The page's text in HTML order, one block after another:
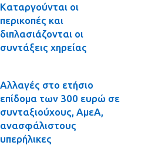
Καταργούνται οι
περικοπές και
διπλασιάζονται οι
συντάξεις χηρείας
Αλλαγές στο ετήσιο
επίδομα των 300 ευρώ σε
συνταξιούχους, ΑμεΑ,
ανασφάλιστους
υπερήλικες